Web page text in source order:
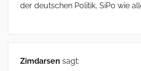
der deutschen Politik, SiPo wie
Zimdarsen sagt: